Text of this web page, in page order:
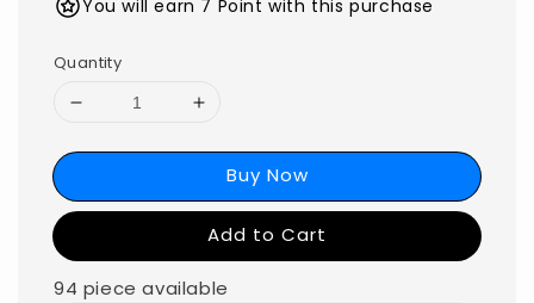
You will earn 7 Point with this purchase
Quantity
Buy Now
Add to Cart
94 piece available